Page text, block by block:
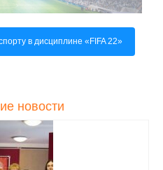
в дисциплине «FIFA 22»
новости